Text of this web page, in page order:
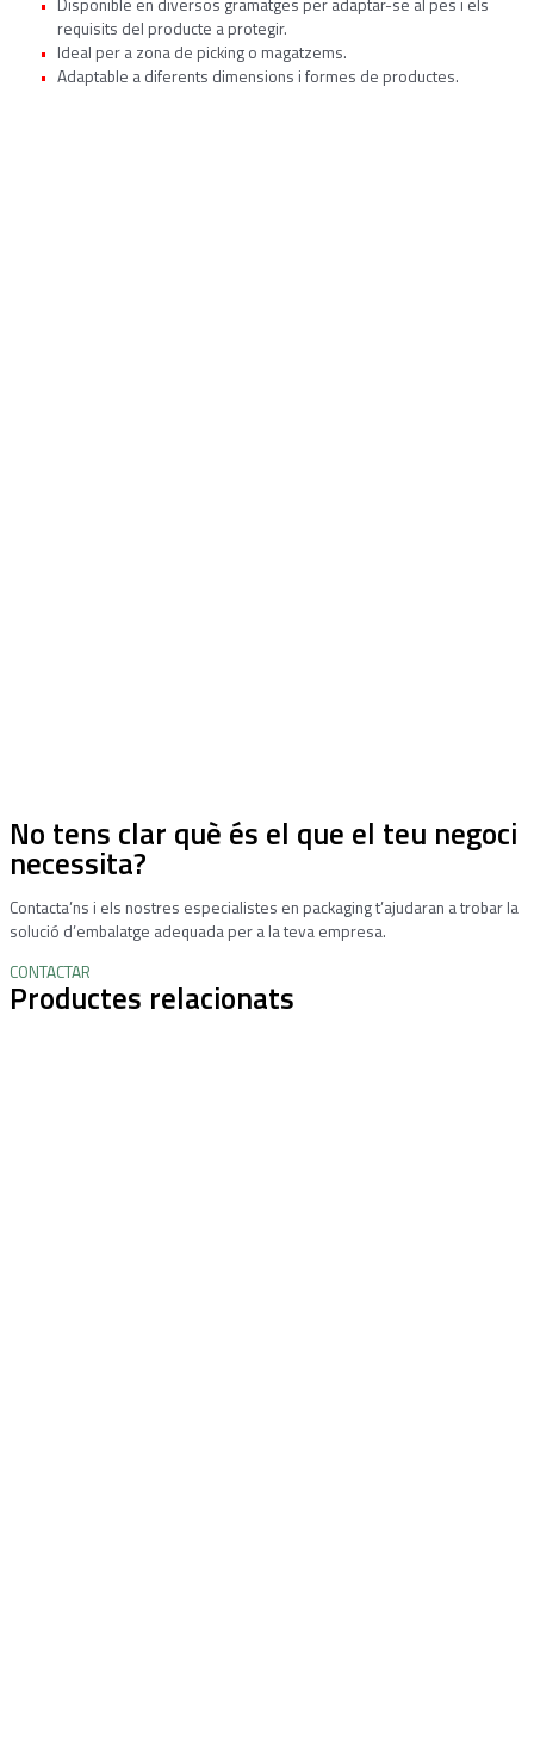
requisits del producte a protegir.
Ideal per a zona de picking o magatzems.
Adaptable a diferents dimensions i formes de productes.
No tens clar què és el que el teu negoci
necessita?
Contacta’ns i els nostres especialistes en packaging t’ajudaran a trobar la
solució d’embalatge adequada per a la teva empresa.
CONTACTAR
Productes relacionats